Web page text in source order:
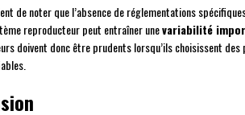
de noter que l’absence de réglementations
reproducteur peut entraîner unevariabilité
doivent donc être prudents lorsqu’ils choisissent